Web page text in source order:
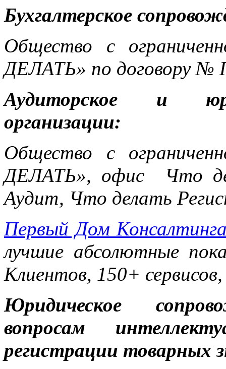
Бухгалтерское
Общество с
ДЕЛАТЬ» по договору
Аудиторское и
организации:
Общество с
ДЕЛАТЬ», офис Что
Аудит, Что делать
Первый Дом
лучшие абсолютные
Клиентов, 150+
Юридическое
вопросам
регистрации товарных